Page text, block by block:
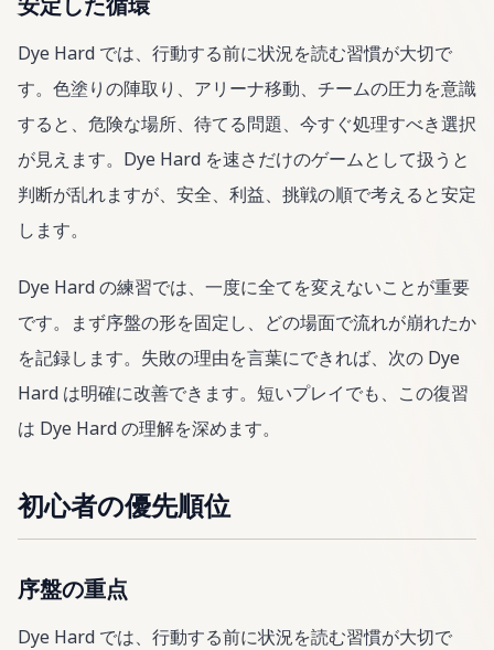
安定した循環
Dye Hard では、行動する前に状況を読む習慣が大切で
す。色塗りの陣取り、アリーナ移動、チームの圧力を意識
すると、危険な場所、待てる問題、今すぐ処理すべき選択
が見えます。Dye Hard を速さだけのゲームとして扱うと
判断が乱れますが、安全、利益、挑戦の順で考えると安定
します。
Dye Hard の練習では、一度に全てを変えないことが重要
です。まず序盤の形を固定し、どの場面で流れが崩れたか
を記録します。失敗の理由を言葉にできれば、次の Dye
Hard は明確に改善できます。短いプレイでも、この復習
は Dye Hard の理解を深めます。
初心者の優先順位
序盤の重点
Dye Hard では、行動する前に状況を読む習慣が大切で